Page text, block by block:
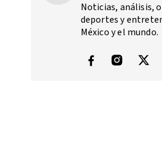
Noticias, análisis,
deportes y
México y el mundo.